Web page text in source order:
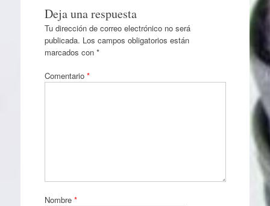
Deja una respuesta
Tu dirección de correo electrónico no será
publicada. Los campos obligatorios están
marcados con *
Comentario *
Nombre *